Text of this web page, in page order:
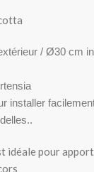
/ Ø30 cm
installer
idéale pour